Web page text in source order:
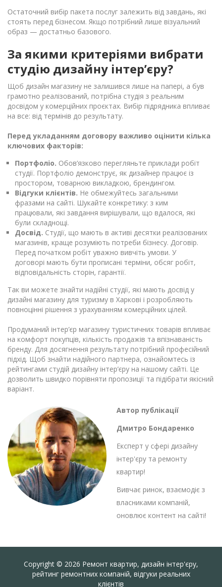
Остаточний вибір пакета послуг залежить від завдань, які
стоять перед бізнесом. Якщо потрібний лише візуальний
образ — достатньо базового.
За якими критеріями вибрати
студію дизайну інтер’єру?
Щоб дизайн магазину не залишився лише на папері, а був
грамотно реалізований, потрібна студія з реальним
досвідом у комерційних проєктах. Вибір підрядника впливає
на все: від термінів до результату.
Перед укладанням договору важливо оцінити кілька
ключових факторів:
Портфоліо. Обов’язково перегляньте приклади робіт
студії. Портфоліо демонструє, як дизайнер працює із
простором, товарною викладкою, брендингом.
Відгуки клієнтів. Не обмежуйтесь загальними
фразами на сайті. Шукайте конкретику: з ким
працювали, які завдання вирішували, що вдалося, які
були складнощі.
Досвід. Студії, що мають в активі десятки реалізованих
магазинів, краще розуміють потреби бізнесу. Договір.
Перед початком робіт уважно вивчіть умови. У
договорі мають бути прописані терміни, обсяг робіт,
відповідальність сторін, гарантії.
Так ви можете знайти надійні студії, які мають досвід у
дизайні магазину для туризму в Харкові і розробляють
повноцінні рішення з урахуванням комерційних цілей.
Продуманий інтер’єр магазину туристичних товарів впливає
на комфорт покупців, кількість продажів та впізнаваність
бренду. Для досягнення результату потрібний професійний
підхід. Щоб знайти надійного партнера, ознайомтесь із
рейтингами студій дизайну інтер’єру на нашому сайті. Це
дозволить швидко порівняти пропозиції та підібрати якісний
варіант.
Автор публікації
Дмитро Бондаренко
Експерт у сфері дизайну
інтер'єру та ремонту
квартир!
Вивчає ринок, взаємодіє з
власниками компаній,
оновлює контент на сайті!
Copyright © 2026 Ремонт квартир, дизайн інтер'єру,
рейтинг ремонтних компаній, відгуки реальних
клієнтів